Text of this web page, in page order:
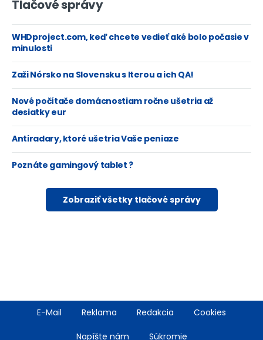
Tlačové správy
WHDproject.com, keď chcete vedieť aké bolo počasie v
minulosti
Zaži Nórsko na Slovensku s Iterou a ich QA!
Nové počítače domácnostiam ročne ušetria až
desiatky eur
Antiradary, ktoré ušetria Vaše peniaze
Poznáte gamingový tablet ?
Zobraziť všetky tlačové správy
FooterE-Mail Reklama Redakcia Cookies
Napíšte nám Súkromie